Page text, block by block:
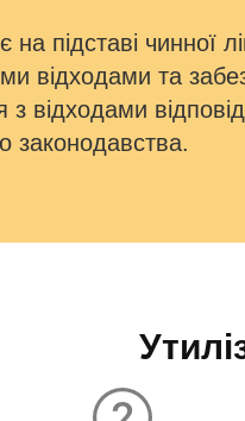
підставі чинної
відходами та
з відходами
законодавства.